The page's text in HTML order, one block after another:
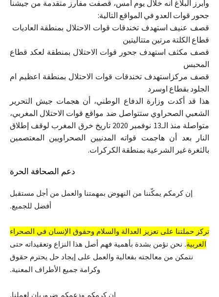
وأبرز البلاغ أنه خلال يوم أمس، قصفت مفارز متقدمة من جيشنا
جحور قوات العدو في المواقع التالية:
قصف عنيف استهدف تخندقات قوات الاحتلال بمنطقة العاديات
قطاع الكلتة مرتين متتاليتين
قصف مكثف استهدف جحور قوات الاحتلال بمنطقة لعكد قطاع
المحبس
قصف مركزاستهدف تخندقات قوات الاحتلال بمنطقة اعظيم ام
الجلود بقطاع اوسرد
هذا قد أكدت وزارة الدفاع الوطني، أن هجمات جيش التحرير
الشعبي الصحراوي ستتواصل ضد مواقع قوات الاحتلال المغربي،
متواصلة منذ الـ13 نوفمبر 2020 تاريخ خرق المغرب لوقف إطلاق
النار بعد أن هاجمت قواته المدنيين الصحراويين المعتصمين
بالثغرة غير الشرعية بمنطقة الكركرات.
دعم الصحافة الحرة
إن كرمكم يمكّننا من النهوض بمهمتنا والعمل من أجل مستقبل
أفضل للجميع.
تركز حملتنا على تعزيز العدالة والسلام وحقوق الإنسان في الصحراء
الغربية. نحن نؤمن بشدة بأهمية فهم أصل هذا النزاع وتعقيداته حتى
نتمكن من معالجته بفعالية والعمل على إيجاد حل يحترم حقوق
وكرامة جميع الأطراف المعنية.
إن كرمكم ودعمكم ضروريان لعملنا.